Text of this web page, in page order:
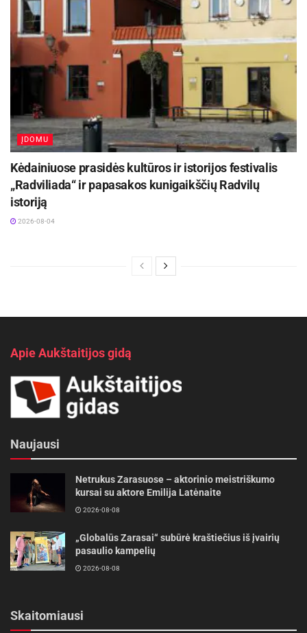
ĮDOMU
Kėdainiuose prasidės kultūros ir istorijos festivalis
„Radviliada“ ir papasakos kunigaikščių Radvilų
istoriją
2026-08-04
Apie Aukštaitijos gidą
Naujausi
Netrukus Zarasuose – aktorinio meistriškumo
kursai su aktore Emilija Latėnaite
2026-08-08
„Globalūs Zarasai“ subūrė kraštiečius iš įvairių
pasaulio kampelių
2026-08-08
Skaitomiausi